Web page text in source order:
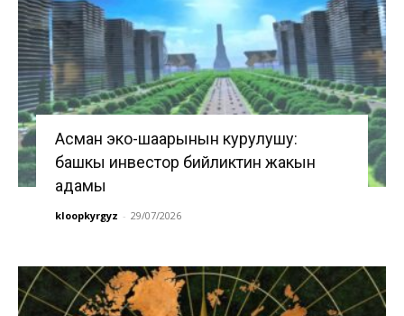
Асман эко-шаарынын курулушу:
башкы инвестор бийликтин жакын
адамы
kloopkyrgyz - 29/07/2026